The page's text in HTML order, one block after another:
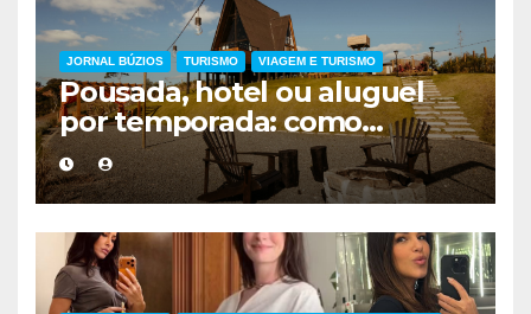
JORNAL BÚZIOS TURISMO VIAGEM E TURISMO
Pousada, hotel ou aluguel
por temporada: como
escolher a melhor
hospedagem